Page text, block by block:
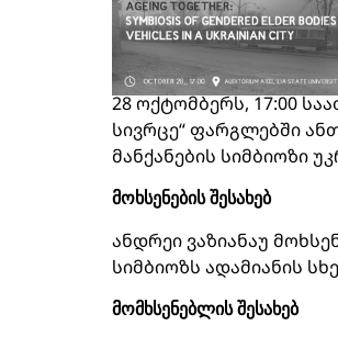
28 ოქტომბერს, 17:00
სივრცე“ ფარგლებში
მანქანების სიმბიოზი
მოხსენების შესახებ
ანდრეი ვაზიანაუ
სიმბიოზს ადამიანის
მომხსენებლის შესახებ